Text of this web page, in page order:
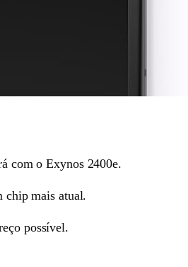
com o Exynos 2400e.
chip mais atual.
possível.